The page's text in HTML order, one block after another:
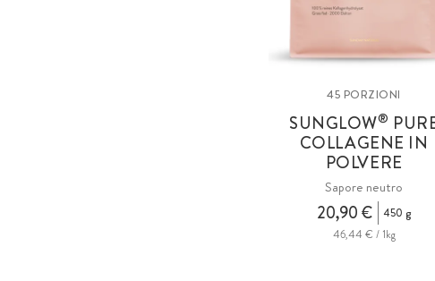
45 PORZIONI
SUNGLOW®
COLLAGENE IN
POLVERE
Sapore neutro
20,90 €
450 g
46,44 € / 1kg